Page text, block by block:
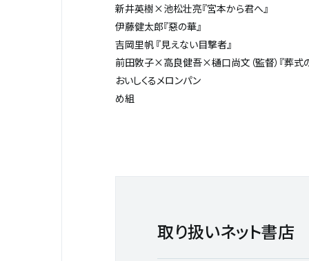
新井英樹×池松壮亮『宮本から君へ』
伊藤健太郎『惡の華』
吉岡里帆 『見えない目撃者』
前田敦子×高良健吾×樋口尚文（監督）『葬式
おいしくるメロンパン
め組
取り扱いネット書店